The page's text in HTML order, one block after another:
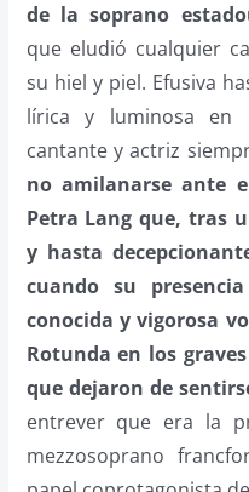
de la soprano
que eludió cualquier
su hiel y piel. Efusiva
lírica y luminosa en
cantante y actriz
no amilanarse ante
Petra Lang que, tras
y hasta
cuando su
conocida y vigorosa
Rotunda en los
que dejaron de
entrever que era la
mezzosoprano